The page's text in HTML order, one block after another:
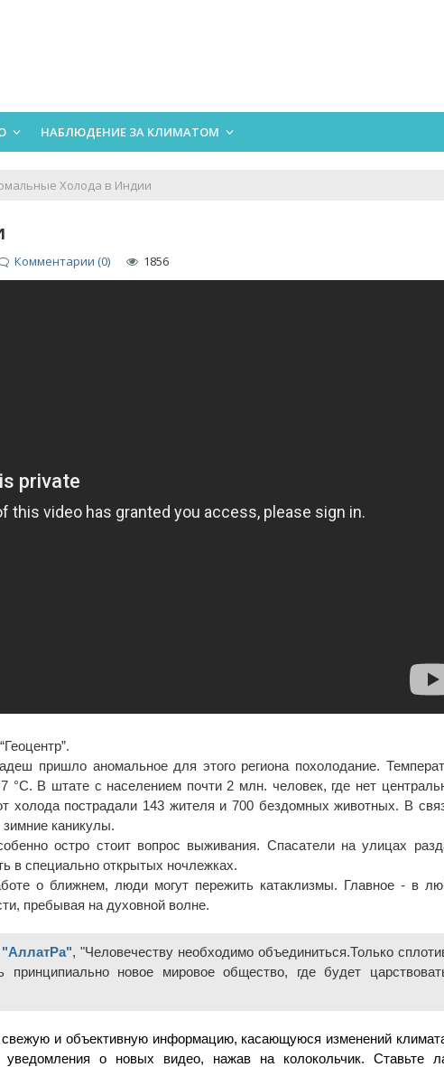
НАБЛЮДЕНИЕ ЗА КЛИМАТОМ
Холода в Индии
Комментарии (0) 1856
пришло аномальное для этого региона похолодание.
°C. В штате с населением почти 2 млн. человек, где нет
холода пострадали 143 жителя и 700 бездомных животных. В
каникулы.
остро стоит вопрос выживания. Спасатели на улицах
в специально открытых ночлежках.
о ближнем, люди могут пережить катаклизмы. Главное - в
пребывая на духовной волне.
, "Человечеству необходимо объединиться.Только
принципиально новое мировое общество, где будет
и объективную информацию, касающуюся изменений
о новых видео, нажав на колокольчик. Ставьте